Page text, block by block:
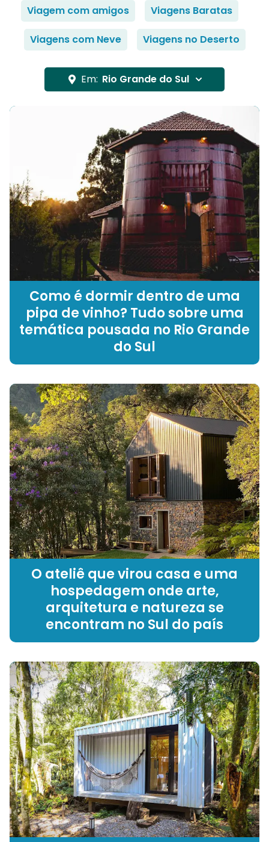
Viagem com amigos Viagens Baratas
Viagens com Neve Viagens no Deserto
Em: Rio Grande do Sul
Como é dormir dentro de uma
pipa de vinho? Tudo sobre uma
temática pousada no Rio Grande
do Sul
O ateliê que virou casa e uma
hospedagem onde arte,
arquitetura e natureza se
encontram no Sul do país